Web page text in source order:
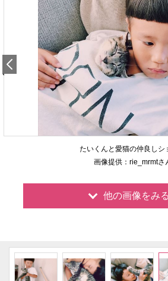
たいくんと愛猫の仲良しシ
画像提供：rie_mrmtさ
他の画像をみる